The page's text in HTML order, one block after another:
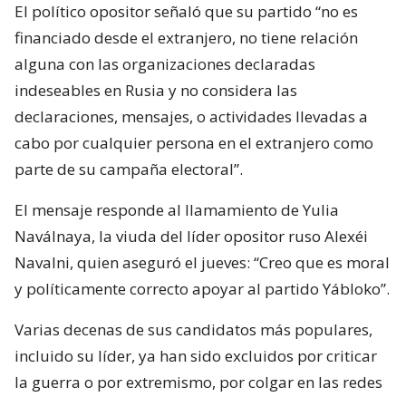
El político opositor señaló que su partido “no es
financiado desde el extranjero, no tiene relación
alguna con las organizaciones declaradas
indeseables en Rusia y no considera las
declaraciones, mensajes, o actividades llevadas a
cabo por cualquier persona en el extranjero como
parte de su campaña electoral”.
El mensaje responde al llamamiento de Yulia
Naválnaya, la viuda del líder opositor ruso Alexéi
Navalni, quien aseguró el jueves: “Creo que es moral
y políticamente correcto apoyar al partido Yábloko”.
Varias decenas de sus candidatos más populares,
incluido su líder, ya han sido excluidos por criticar
la guerra o por extremismo, por colgar en las redes